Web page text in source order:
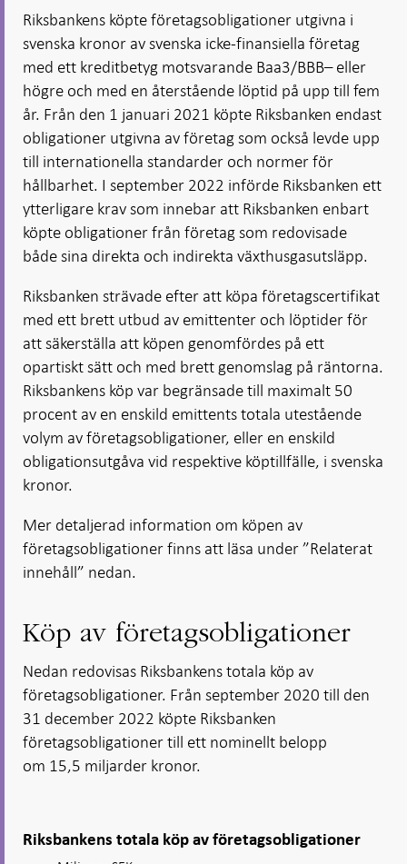
Riksbankens köpte företagsobliga­tioner utgivna i
svenska kronor av svenska icke-finansiella företag
med ett kreditbetyg motsvarande Baa3/BBB– eller
högre och med en återstående löptid på upp till fem
år. Från den 1 januari 2021 köpte Riksbanken endast
obligationer utgivna av företag som också levde upp
till internationella standarder och normer för
hållbarhet. I september 2022 införde Riksbanken ett
ytterligare krav som innebar att Riksbanken enbart
köpte obligationer från företag som redovisade
både sina direkta och indirekta växthusgasutsläpp.
Riksbanken strävade efter att köpa företagscertifikat
med ett brett utbud av emittenter och löptider för
att säkerställa att köpen genomfördes på ett
opartiskt sätt och med brett genomslag på räntorna.
Riksbankens köp var begränsade till maximalt 50
procent av en enskild emittents totala utestående
volym av företagsobligationer, eller en enskild
obligationsutgåva vid respektive köptillfälle, i svenska
kronor.
Mer detaljerad information om köpen av
företagsobligationer finns att läsa under ”Relaterat
innehåll” nedan.
Köp av företagsobligationer
Nedan redovisas Riksbankens totala köp av
företagsobligationer. Från september 2020 till den
31 december 2022 köpte Riksbanken
företagsobligationer till ett nominellt belopp
om 15,5 miljarder kronor.
Riksbankens totala köp av företagsobligationer